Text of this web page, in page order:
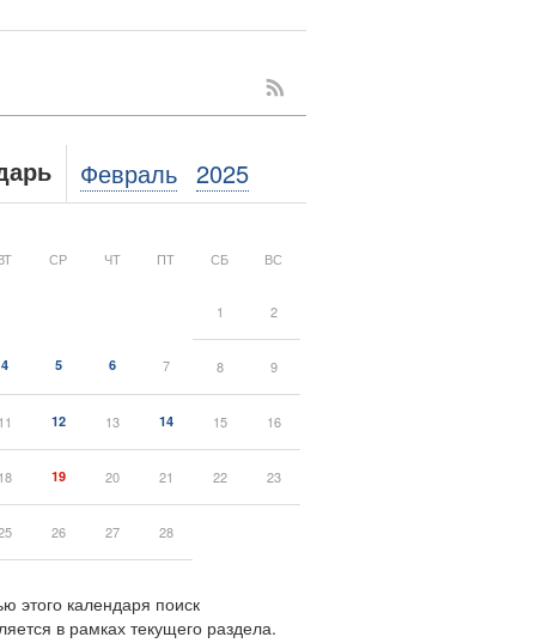
Февраль 2025
СР ЧТ ПТ СБ ВС
1 2
4 5 6 7 8 9
11 12 13 14 15 16
18 19 20 21 22 23
26 27 28
этого календаря поиск
в рамках текущего раздела.